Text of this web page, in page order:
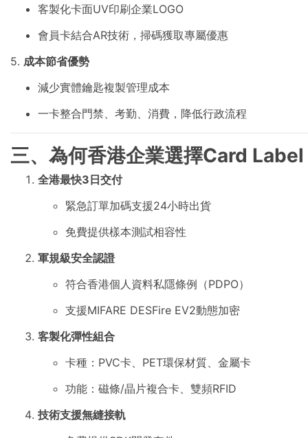
客製化卡面UV印刷企業LOGO
會員卡結合AR技術，掃碼獲取專屬優惠
5. 成本節省優勢
減少實體鑰匙複製管理成本
一卡整合門禁、考勤、消費，降低行政流程
三、為何香港企業選擇Card
全港最快3日交付
緊急訂單加碼支援24小時出貨
免費提供樣本測試相容性
軍規級安全認證
符合香港個人資料私隱條例（PDPO）
支援MIFARE DESFire EV2動態加密
客製化彈性組合
卡種：PVC卡、PET環保材質、金屬卡
功能：磁條/晶片複合卡、雙頻RFID
技術支援無縫接軌